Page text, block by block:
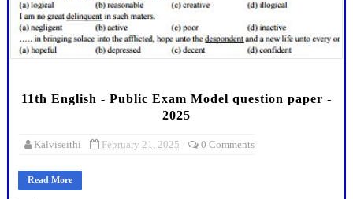
11th English - Public Exam Model question paper -
2025
Kalviseithi February 21, 2025 0 Comments
Read More